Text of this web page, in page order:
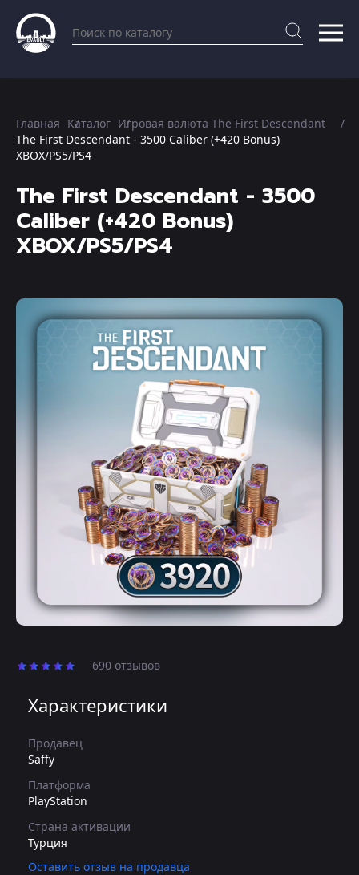
Главная Каталог Игровая валюта The First Descendant
The First Descendant - 3500 Caliber (+420 Bonus)
XBOX/PS5/PS4
The First Descendant - 3500
Caliber (+420 Bonus)
XBOX/PS5/PS4
690 отзывов
Характеристики
Продавец
Saffy
Платформа
PlayStation
Страна активации
Турция
Оставить отзыв на продавца